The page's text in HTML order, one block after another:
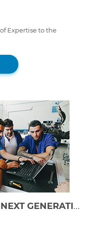
Expertise to the
TRAINING THE NEXT GENERATION: THE FUTURE OF SKILLED TECHNICIANS IN HEAVY-DUTY REPAIR